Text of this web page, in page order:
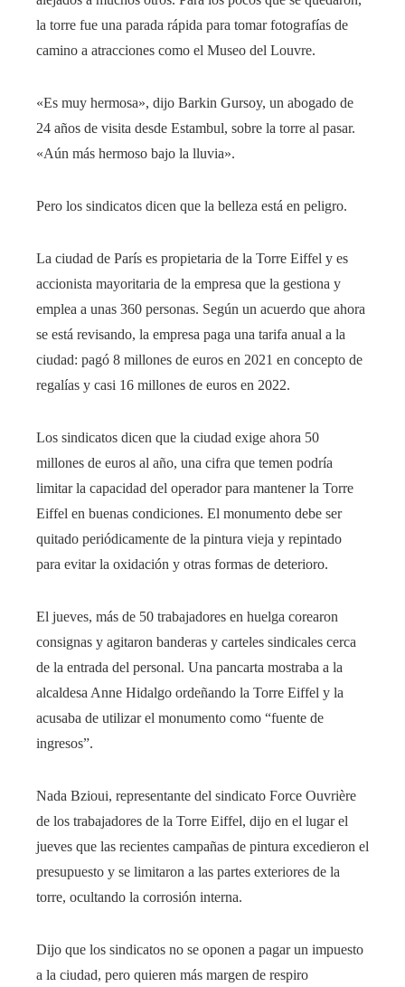
la torre fue una parada rápida para tomar fotografías de
camino a atracciones como el Museo del Louvre.
«Es muy hermosa», dijo Barkin Gursoy, un abogado de
24 años de visita desde Estambul, sobre la torre al pasar.
«Aún más hermoso bajo la lluvia».
Pero los sindicatos dicen que la belleza está en peligro.
La ciudad de París es propietaria de la Torre Eiffel y es
accionista mayoritaria de la empresa que la gestiona y
emplea a unas 360 personas. Según un acuerdo que ahora
se está revisando, la empresa paga una tarifa anual a la
ciudad: pagó 8 millones de euros en 2021 en concepto de
regalías y casi 16 millones de euros en 2022.
Los sindicatos dicen que la ciudad exige ahora 50
millones de euros al año, una cifra que temen podría
limitar la capacidad del operador para mantener la Torre
Eiffel en buenas condiciones. El monumento debe ser
quitado periódicamente de la pintura vieja y repintado
para evitar la oxidación y otras formas de deterioro.
El jueves, más de 50 trabajadores en huelga corearon
consignas y agitaron banderas y carteles sindicales cerca
de la entrada del personal. Una pancarta mostraba a la
alcaldesa Anne Hidalgo ordeñando la Torre Eiffel y la
acusaba de utilizar el monumento como “fuente de
ingresos”.
Nada Bzioui, representante del sindicato Force Ouvrière
de los trabajadores de la Torre Eiffel, dijo en el lugar el
jueves que las recientes campañas de pintura excedieron el
presupuesto y se limitaron a las partes exteriores de la
torre, ocultando la corrosión interna.
Dijo que los sindicatos no se oponen a pagar un impuesto
a la ciudad, pero quieren más margen de respiro